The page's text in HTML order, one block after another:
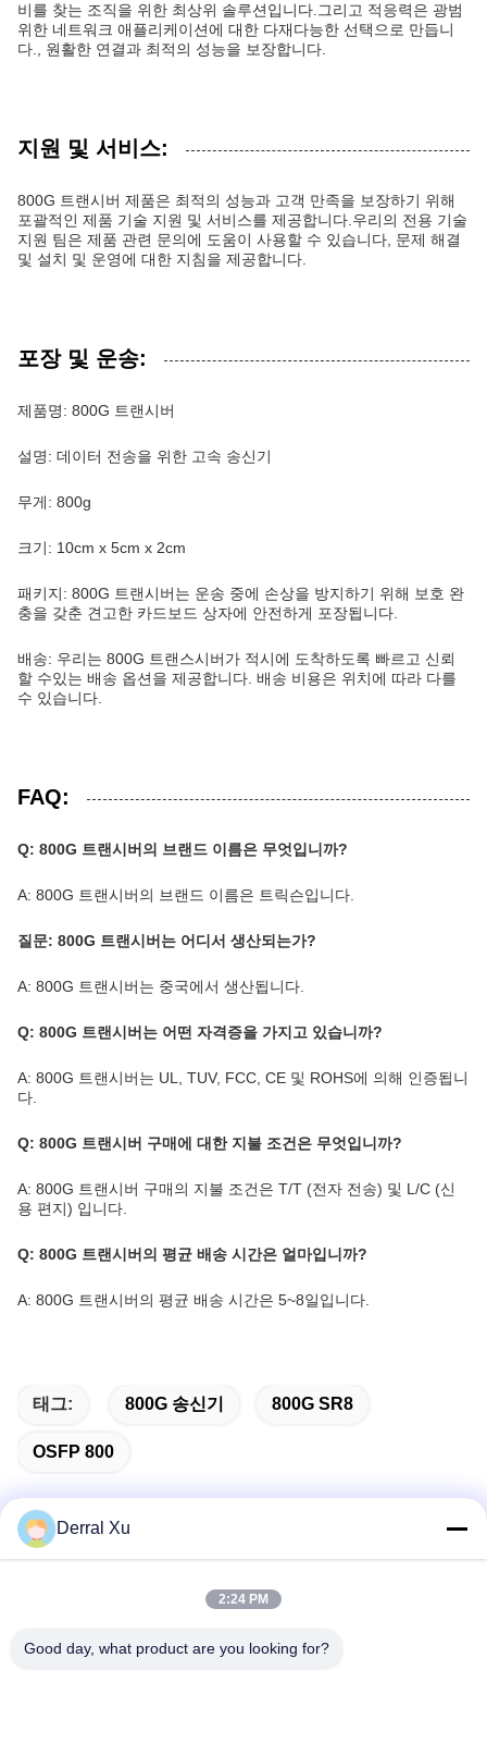
비를 찾는 조직을 위한 최상위 솔루션입니다.그리고 적응력은 광범
위한 네트워크 애플리케이션에 대한 다재다능한 선택으로 만듭니
다., 원활한 연결과 최적의 성능을 보장합니다.
지원 및 서비스:
800G 트랜시버 제품은 최적의 성능과 고객 만족을 보장하기 위해
포괄적인 제품 기술 지원 및 서비스를 제공합니다.우리의 전용 기술
지원 팀은 제품 관련 문의에 도움이 사용할 수 있습니다, 문제 해결
및 설치 및 운영에 대한 지침을 제공합니다.
포장 및 운송:
제품명: 800G 트랜시버
설명: 데이터 전송을 위한 고속 송신기
무게: 800g
크기: 10cm x 5cm x 2cm
패키지: 800G 트랜시버는 운송 중에 손상을 방지하기 위해 보호 완
충을 갖춘 견고한 카드보드 상자에 안전하게 포장됩니다.
배송: 우리는 800G 트랜스시버가 적시에 도착하도록 빠르고 신뢰
할 수있는 배송 옵션을 제공합니다. 배송 비용은 위치에 따라 다를
수 있습니다.
FAQ:
Q: 800G 트랜시버의 브랜드 이름은 무엇입니까?
A: 800G 트랜시버의 브랜드 이름은 트릭슨입니다.
질문: 800G 트랜시버는 어디서 생산되는가?
A: 800G 트랜시버는 중국에서 생산됩니다.
Q: 800G 트랜시버는 어떤 자격증을 가지고 있습니까?
A: 800G 트랜시버는 UL, TUV, FCC, CE 및 ROHS에 의해 인증됩니
다.
Q: 800G 트랜시버 구매에 대한 지불 조건은 무엇입니까?
A: 800G 트랜시버 구매의 지불 조건은 T/T (전자 전송) 및 L/C (신
용 편지) 입니다.
Q: 800G 트랜시버의 평균 배송 시간은 얼마입니까?
A: 800G 트랜시버의 평균 배송 시간은 5~8일입니다.
태그: 800G 송신기 800G SR8
OSFP 800
주소
Derral Xu
2:24 PM
Good day, what product are you looking for?